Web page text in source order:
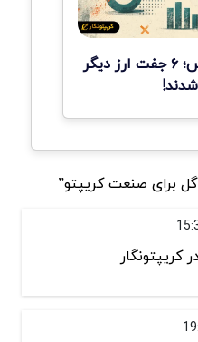
حذف ارز از کوین بیس؛ ۶ جفت ارز دیگر
کریپتونگار